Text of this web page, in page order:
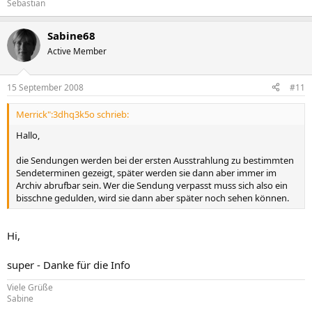
Sebastian
Sabine68
Active Member
15 September 2008 #11
Merrick":3dhq3k5o schrieb:
Hallo,
die Sendungen werden bei der ersten Ausstrahlung zu bestimmten
Sendeterminen gezeigt, später werden sie dann aber immer im
Archiv abrufbar sein. Wer die Sendung verpasst muss sich also ein
bisschne gedulden, wird sie dann aber später noch sehen können.
Hi,
super - Danke für die Info
Viele Grüße
Sabine